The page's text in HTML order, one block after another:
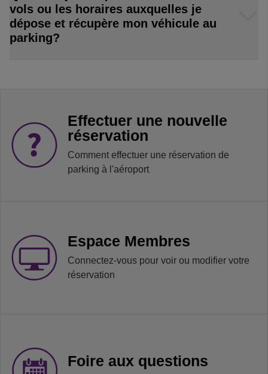
vols ou les horaires auxquelles je
dépose et récupère mon véhicule au
parking?
Effectuer une nouvelle
réservation
Comment effectuer une réservation de
parking à l'aéroport
Espace Membres
Connectez-vous pour voir ou modifier votre
réservation
Foire aux questions